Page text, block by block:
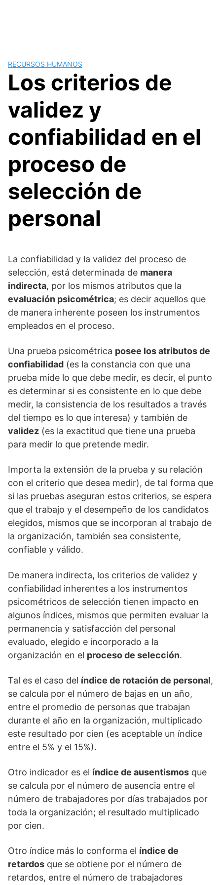
RECURSOS HUMANOS
Los criterios de
validez y
confiabilidad en el
proceso de
selección de
personal
La confiabilidad y la validez del proceso de
selección, está determinada de manera
indirecta, por los mismos atributos que la
evaluación psicométrica; es decir aquellos que
de manera inherente poseen los instrumentos
empleados en el proceso.
Una prueba psicométrica posee los atributos de
confiabilidad (es la constancia con que una
prueba mide lo que debe medir, es decir, el punto
es determinar si es consistente en lo que debe
medir, la consistencia de los resultados a través
del tiempo es lo que interesa) y también de
validez (es la exactitud que tiene una prueba
para medir lo que pretende medir.
Importa la extensión de la prueba y su relación
con el criterio que desea medir), de tal forma que
si las pruebas aseguran estos criterios, se espera
que el trabajo y el desempeño de los candidatos
elegidos, mismos que se incorporan al trabajo de
la organización, también sea consistente,
confiable y válido.
De manera indirecta, los criterios de validez y
confiabilidad inherentes a los instrumentos
psicométricos de selección tienen impacto en
algunos índices, mismos que permiten evaluar la
permanencia y satisfacción del personal
evaluado, elegido e incorporado a la
organización en el proceso de selección.
Tal es el caso del índice de rotación de personal,
se calcula por el número de bajas en un año,
entre el promedio de personas que trabajan
durante el año en la organización, multiplicado
este resultado por cien (es aceptable un índice
entre el 5% y el 15%).
Otro indicador es el índice de ausentismos que
se calcula por el número de ausencia entre el
número de trabajadores por días trabajados por
toda la organización; el resultado multiplicado
por cien.
Otro índice más lo conforma el índice de
retardos que se obtiene por el número de
retardos, entre el número de trabajadores